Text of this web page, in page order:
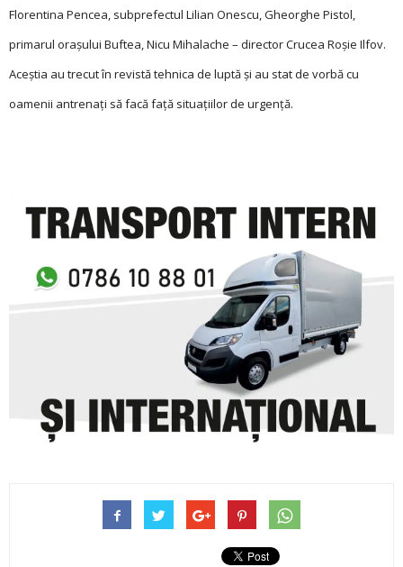
Florentina Pencea, subprefectul Lilian Onescu, Gheorghe Pistol,
primarul oraşului Buftea, Nicu Mihalache – director Crucea Roşie Ilfov.
Aceştia au trecut în revistă tehnica de luptă şi au stat de vorbă cu
oamenii antrenaţi să facă faţă situaţiilor de urgenţă.